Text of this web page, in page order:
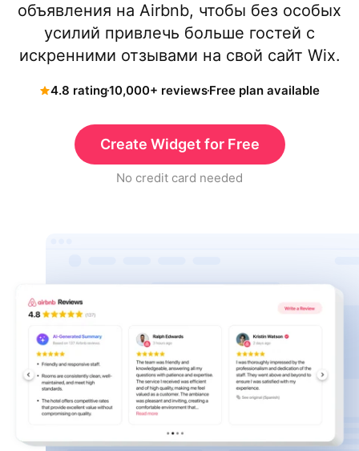
объявления на Airbnb, чтобы без особых
усилий привлечь больше гостей с
искренними отзывами на свой сайт Wix.
4.8 rating10,000+ reviewsFree plan available
Create Widget for Free
No credit card needed